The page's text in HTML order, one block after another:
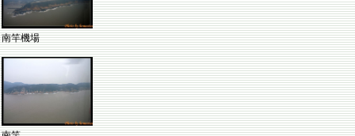
南竿機場